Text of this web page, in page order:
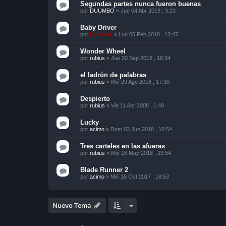
Segundas partes nunca fueron buenas
por DUUMBO » Jue 04 Abr 2019 , 3:23
Baby Driver
por Luismax » Lun 05 Feb 2018 , 13:47
Wonder Wheel
por rubius » Jue 20 Sep 2018 , 16:34
el ladrón de palabras
por rubius » Mié 29 Ago 2018 , 17:30
Despierto
por rubius » Vie 11 Abr 2008 , 1:49
Lucky
por acimo » Dom 03 Jun 2018 , 10:54
Tres carteles en las afueras
por rubius » Mié 16 May 2018 , 23:54
Blade Runner 2
por acimo » Mié 18 Oct 2017 , 18:53
Nuevo Tema